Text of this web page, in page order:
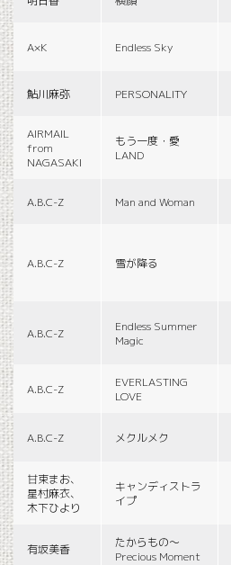
A×K Endless Sky
鮎川麻弥 PERSONALITY
AIRMAIL
from
NAGASAKI
もう一度・愛
LAND
A.B.C-Z Man and Woman
A.B.C-Z 雪が降る
A.B.C-Z
Endless Summer
Magic
A.B.C-Z
EVERLASTING
LOVE
A.B.C-Z メクルメク
甘束まお、
星村麻衣、
木下ひより
キャンディストラ
イプ
有坂美香
たからもの〜
Precious Moment